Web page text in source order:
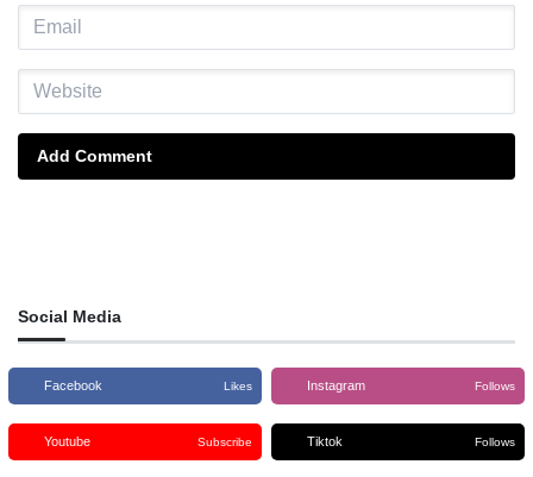
Add Comment
Social Media
Facebook Likes Instagram Follows
Youtube Subscribe Tiktok Follows